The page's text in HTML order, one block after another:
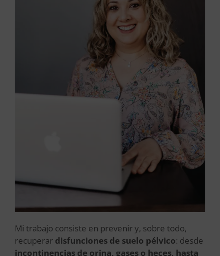
Mi trabajo consiste en prevenir y, sobre todo,
recuperar disfunciones de suelo pélvico: desde
incontinencias de orina, gases o heces, hasta